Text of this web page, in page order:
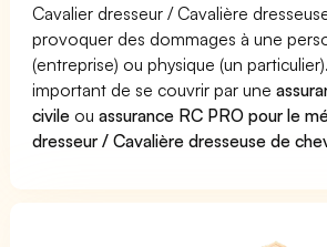
Cavalier dresseur / Cavalière
provoquer des dommages à une
(entreprise) ou physique (un
important de se couvrir par une
civile ouassurance RC PRO pour le
dresseur / Cavalière dresseuse de